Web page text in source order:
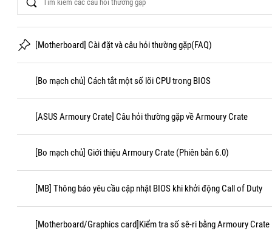
[Motherboard] Cài đặt và câu hỏi thường gặp(FAQ)
[Bo mạch chủ] Cách tắt một số lõi CPU trong BIOS
[ASUS Armoury Crate] Câu hỏi thường gặp về Armoury Crate
[Bo mạch chủ] Giới thiệu Armoury Crate (Phiên bản 6.0)
[MB] Thông báo yêu cầu cập nhật BIOS khi khởi động Call of Duty
[Motherboard/Graphics card]Kiểm tra số sê-ri bằng Armoury Crate